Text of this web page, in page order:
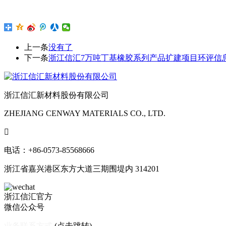
上一条没有了
下一条浙江信汇7万吨丁基橡胶系列产品扩建项目环评信
浙江信汇新材料股份有限公司
ZHEJIANG CENWAY MATERIALS CO., LTD.

电话：+86-0573-85568666
浙江省嘉兴港区东方大道三期围堤内 314201
浙江信汇官方
微信公众号